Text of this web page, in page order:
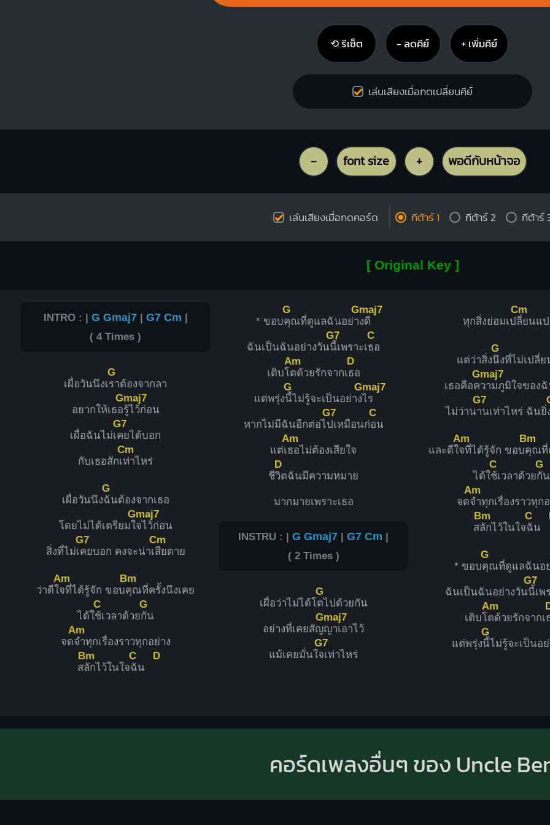
2
⟲ รีเซ็ต − ลดคีย์ + เพิ่มคีย์
เล่นเสียงเมื่อกดเปลี่ยนคีย์
- font size + พอดีกับหน้าจอ
เล่นเสียงเมื่อกดคอร์ด กีต้าร์ 1 กีต้าร์ 2 กีต้าร์
[ Original Key ]
INTRO : | G Gmaj7| G7 Cm |
( 4 Times )
เผื่อวันนึงเ
G
ราต้องจากลา
อยากให้เธอ
Gmaj7
รู้ไว้ก่อน
เผื่อฉันไม่เ
G7
คยได้บอก
กับเธอสักเ
Cm
ท่าไหร่
เผื่อวันนึง
G
ฉันต้องจากเธอ
โดยไม่ได้เตรียมใ
Gmaj7
จไว้ก่อน
สิ่งที่ไม่เ
G7
คยบอก คงจะน่าเ
Cm
สียดาย
ว่าดีใ
Am
จที่ได้รู้จัก ขอบ
Bm
คุณที่ครั้งนึงเคย
ได้ใ
C
ช้เวลาด้วย
G
กัน
จด
Am
จำทุกเรื่องราวทุกอย่าง
ส
Bm
ลักไว้ในใจ
C
ฉัน
D
* ขอบ
G
คุณที่ดูแลฉันอย่า
Gmaj7
งดี
ฉันเป็นฉันอย่างวัน
G7
นี้เพราะเ
C
ธอ
เติบโ
Am
ตด้วยรักจากเ
D
ธอ
แต่พรุ่ง
G
นี้ไม่รู้จะเป็นอย่าง
Gmaj7
ไร
หากไม่มีฉันอีกต่อไ
G7
ปเหมือนก่
C
อน
แต่เ
Am
ธอไม่ต้องเสียใจ
ชี
D
วิตฉันมีความหมาย
มากมายเพราะเธอ
INSTRU : |G Gmaj7 |G7 Cm |
( 2 Times )
เผื่อว่าไม่ได้โ
G
ตไปด้วยกัน
อย่างที่เคยสัญ
Gmaj7
ญาเอาไว้
แม้เคยมั่นใ
G7
จเท่าไหร่
ทุกสิ่งย่อมเป
Cm
ลี่ยนแป
แต่ว่าสิ่ง
G
นึงที่ไม่เปลี่ย
เธอคือค
Gmaj7
วามภูมิใจของ
ไม่ว่าน
G7
านเท่าไหร่ ฉันยิ่
และดีใ
Am
จที่ได้รู้จัก ขอบ
Bm
คุณที่
ได้ใ
C
ช้เวลาด้วย
G
กัน
จด
Am
จำทุกเรื่องราวทุก
ส
Bm
ลักไว้ในใจ
C
ฉัน
* ขอบ
G
คุณที่ดูแลฉันอ
ฉันเป็นฉันอย่างวัน
G7
นี้เพ
เติบโ
Am
ตด้วยรักจากเ
แต่พรุ่ง
G
นี้ไม่รู้จะเป็นอ
คอร์ดเพลงอื่นๆ ของ Uncle